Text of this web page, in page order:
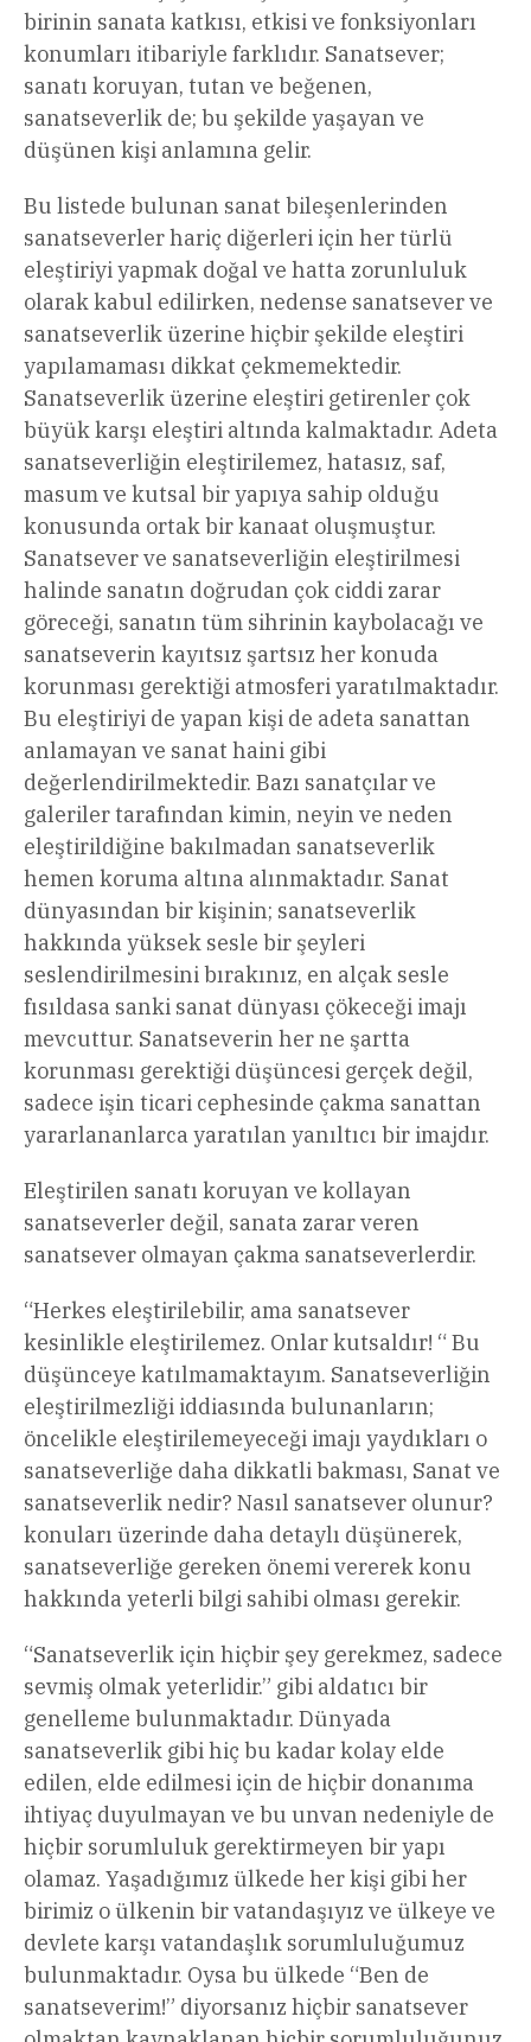
birinin sanata katkısı, etkisi ve fonksiyonları
konumları itibariyle farklıdır. Sanatsever;
sanatı koruyan, tutan ve beğenen,
sanatseverlik de; bu şekilde yaşayan ve
düşünen kişi anlamına gelir.
Bu listede bulunan sanat bileşenlerinden
sanatseverler hariç diğerleri için her türlü
eleştiriyi yapmak doğal ve hatta zorunluluk
olarak kabul edilirken, nedense sanatsever ve
sanatseverlik üzerine hiçbir şekilde eleştiri
yapılamaması dikkat çekmemektedir.
Sanatseverlik üzerine eleştiri getirenler çok
büyük karşı eleştiri altında kalmaktadır. Adeta
sanatseverliğin eleştirilemez, hatasız, saf,
masum ve kutsal bir yapıya sahip olduğu
konusunda ortak bir kanaat oluşmuştur.
Sanatsever ve sanatseverliğin eleştirilmesi
halinde sanatın doğrudan çok ciddi zarar
göreceği, sanatın tüm sihrinin kaybolacağı ve
sanatseverin kayıtsız şartsız her konuda
korunması gerektiği atmosferi yaratılmaktadır.
Bu eleştiriyi de yapan kişi de adeta sanattan
anlamayan ve sanat haini gibi
değerlendirilmektedir. Bazı sanatçılar ve
galeriler tarafından kimin, neyin ve neden
eleştirildiğine bakılmadan sanatseverlik
hemen koruma altına alınmaktadır. Sanat
dünyasından bir kişinin; sanatseverlik
hakkında yüksek sesle bir şeyleri
seslendirilmesini bırakınız, en alçak sesle
fısıldasa sanki sanat dünyası çökeceği imajı
mevcuttur. Sanatseverin her ne şartta
korunması gerektiği düşüncesi gerçek değil,
sadece işin ticari cephesinde çakma sanattan
yararlananlarca yaratılan yanıltıcı bir imajdır.
Eleştirilen sanatı koruyan ve kollayan
sanatseverler değil, sanata zarar veren
sanatsever olmayan çakma sanatseverlerdir.
“Herkes eleştirilebilir, ama sanatsever
kesinlikle eleştirilemez. Onlar kutsaldır! “ Bu
düşünceye katılmamaktayım. Sanatseverliğin
eleştirilmezliği iddiasında bulunanların;
öncelikle eleştirilemeyeceği imajı yaydıkları o
sanatseverliğe daha dikkatli bakması, Sanat ve
sanatseverlik nedir? Nasıl sanatsever olunur?
konuları üzerinde daha detaylı düşünerek,
sanatseverliğe gereken önemi vererek konu
hakkında yeterli bilgi sahibi olması gerekir.
“Sanatseverlik için hiçbir şey gerekmez, sadece
sevmiş olmak yeterlidir.” gibi aldatıcı bir
genelleme bulunmaktadır. Dünyada
sanatseverlik gibi hiç bu kadar kolay elde
edilen, elde edilmesi için de hiçbir donanıma
ihtiyaç duyulmayan ve bu unvan nedeniyle de
hiçbir sorumluluk gerektirmeyen bir yapı
olamaz. Yaşadığımız ülkede her kişi gibi her
birimiz o ülkenin bir vatandaşıyız ve ülkeye ve
devlete karşı vatandaşlık sorumluluğumuz
bulunmaktadır. Oysa bu ülkede “Ben de
sanatseverim!” diyorsanız hiçbir sanatsever